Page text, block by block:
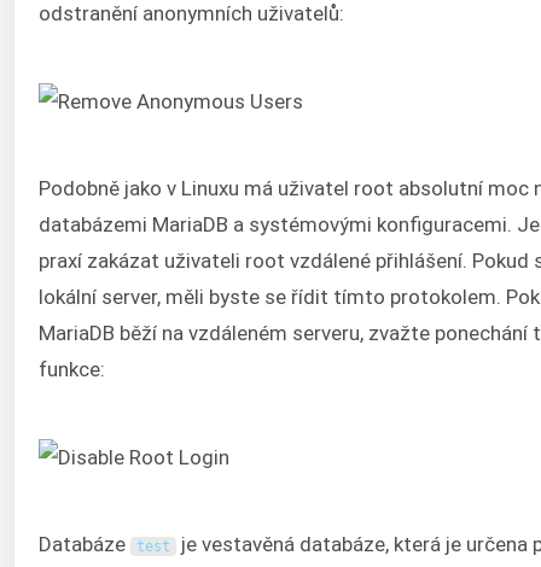
odstranění anonymních uživatelů:
Podobně jako v Linuxu má uživatel root absolutní moc
databázemi MariaDB a systémovými konfiguracemi.
praxí zakázat uživateli root vzdálené přihlášení. Pokud
lokální server, měli byste se řídit tímto protokolem.
MariaDB běží na vzdáleném serveru, zvažte ponechání
funkce:
Databáze test je vestavěná databáze, která je určena